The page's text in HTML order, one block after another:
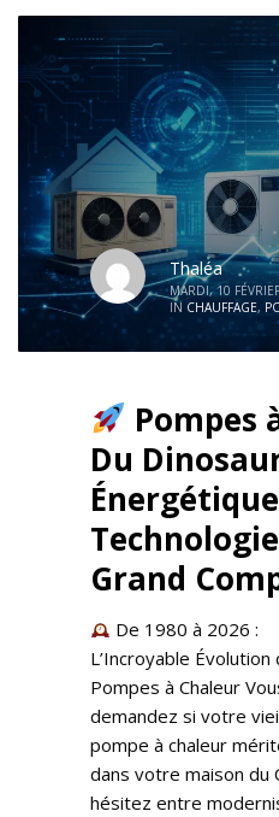
Thaléa
MARDI, 10
IN CHAUFFAGE,
Pompes
Du
Grand
De 1980 à 2026 :
L’Incroyable Évolution
Pompes à Chaleur
demandez si votre
pompe à chaleur
dans votre maison du
hésitez entre